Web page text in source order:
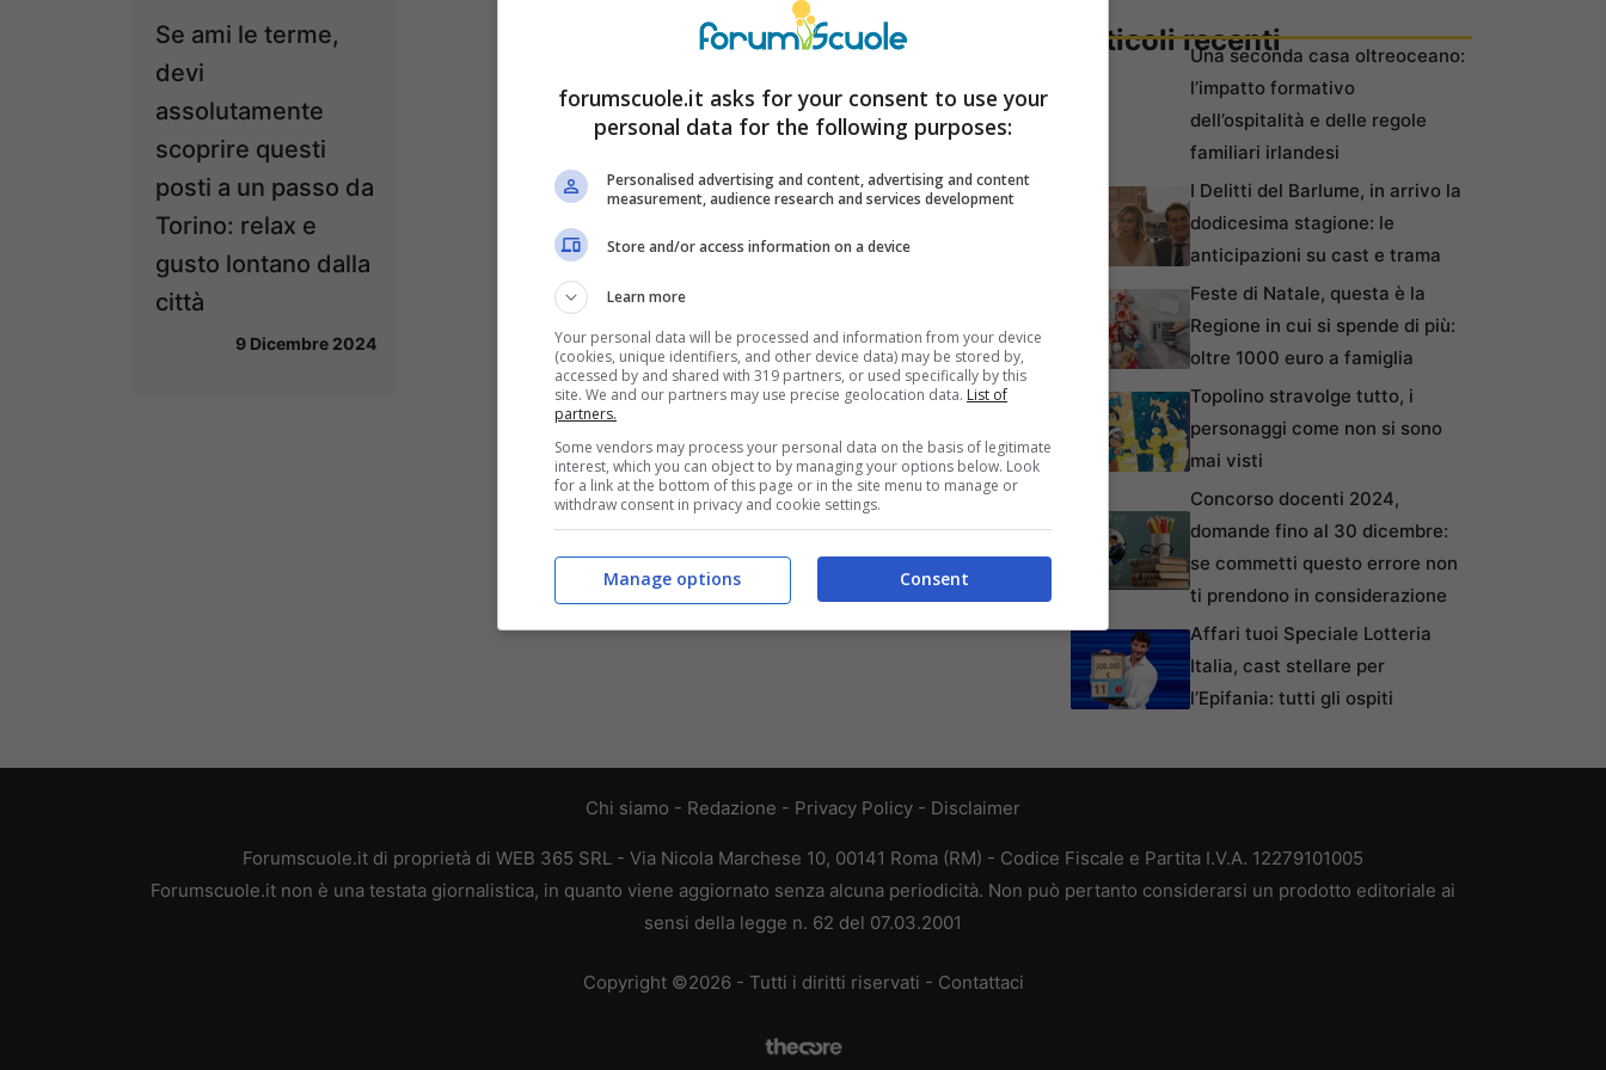
Se ami le terme,
devi
assolutamente
scoprire questi
posti a un passo da
Torino: relax e
gusto lontano dalla
città
9 Dicembre 2024
Articoli recentiUna seconda casa oltreoceano:
l’impatto formativo
dell’ospitalità e delle regole
familiari irlandesi
I Delitti del Barlume, in arrivo la
dodicesima stagione: le
anticipazioni su cast e trama
Feste di Natale, questa è la
Regione in cui si spende di più:
oltre 1000 euro a famiglia
Topolino stravolge tutto, i
personaggi come non si sono
mai visti
Concorso docenti 2024,
domande fino al 30 dicembre:
se commetti questo errore non
ti prendono in considerazione
Affari tuoi Speciale Lotteria
Italia, cast stellare per
l’Epifania: tutti gli ospiti
Chi siamo - Redazione - Privacy Policy - Disclaimer
Forumscuole.it di proprietà di WEB 365 SRL - Via Nicola Marchese 10, 00141 Roma (RM) - Codice Fiscale e Partita I.V.A. 12279101005
Forumscuole.it non è una testata giornalistica, in quanto viene aggiornato senza alcuna periodicità. Non può pertanto considerarsi un prodotto editoriale ai
sensi della legge n. 62 del 07.03.2001
Copyright ©2026 - Tutti i diritti riservati - Contattaci
forumscuole.it asks for your consent to use your
personal data for the following purposes:
Personalised advertising and content, advertising and content
measurement, audience research and services development
Store and/or access information on a device
Learn more
Your personal data will be processed and information from your device
(cookies, unique identifiers, and other device data) may be stored by,
accessed by and shared with 319 partners, or used specifically by this
site. We and our partners may use precise geolocation data. List of
partners.
Some vendors may process your personal data on the basis of legitimate
interest, which you can object to by managing your options below. Look
for a link at the bottom of this page or in the site menu to manage or
withdraw consent in privacy and cookie settings.
Consent
Manage options